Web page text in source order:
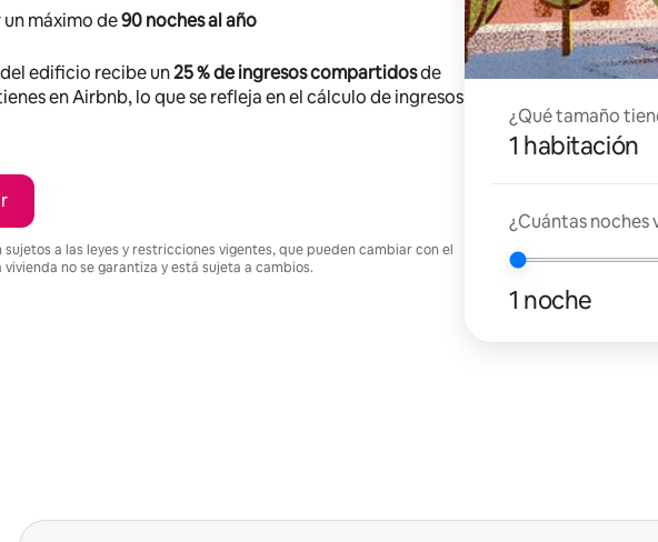
máximo de90 noches al año
edificio recibe un25 % de ingresos compartidosde
en Airbnb, lo que se refleja en el cálculo de ingresos
a las leyes y restricciones vigentes, que pueden cambiar con el
no se garantiza y está sujeta a cambios.
¿Qué tamaño
1 habitación
¿Cuántas noches
1 noche